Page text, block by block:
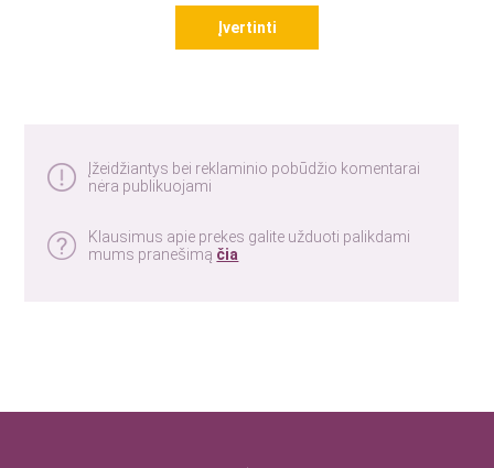
Įvertinti
Įžeidžiantys bei reklaminio pobūdžio komentarai
nėra publikuojami
Klausimus apie prekes galite užduoti palikdami
mums pranešimą čia